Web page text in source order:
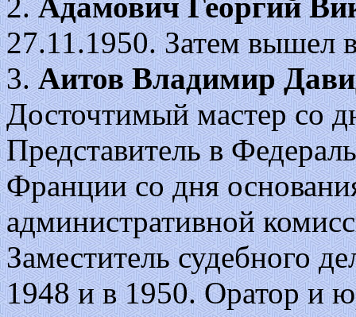
27.11.1950. Затем вышел
3.Аитов Владимир
Досточтимый мастер со
Представитель в
Франции со дня
административной
Заместитель судебного
1948 и в 1950. Оратор и